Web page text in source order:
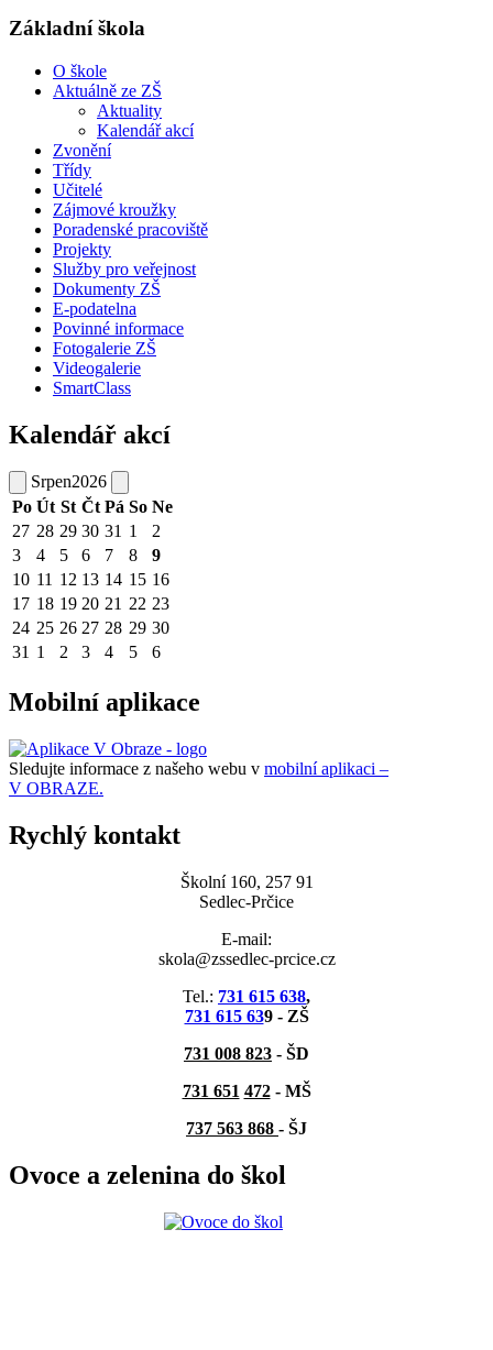
Základní škola
O škole
Aktuálně ze ZŠ
Aktuality
Kalendář akcí
Zvonění
Třídy
Učitelé
Zájmové kroužky
Poradenské pracoviště
Projekty
Služby pro veřejnost
Dokumenty ZŠ
E-podatelna
Povinné informace
Fotogalerie ZŠ
Videogalerie
SmartClass
Kalendář akcí
Srpen2026
Po Út St Čt Pá So Ne
27 28 29 30 31 1
2
3
4 5 6 7 8
9
10 11 12 13 14 15 16
17 18 19 20 21 22 23
24 25 26 27 28 29 30
31 1 2 3 4 5 6
Mobilní aplikace
Sledujte informace z našeho webu v mobilní aplikaci –
V OBRAZE.
Rychlý kontakt
Školní 160, 257 91
Sedlec-Prčice
E-mail:
skola@zssedlec-prcice.cz
Tel.: 731 615 638,
731 615 639 - ZŠ
731 008 823 - ŠD
731 651 472- MŠ
737 563 868 - ŠJ
Ovoce a zelenina do škol